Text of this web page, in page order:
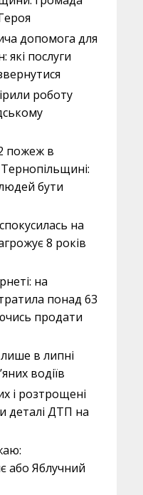
допомога для
які послуги
роботу
пожеж в
бути
на
8 років
на
понад 63
продати
в липні
водіїв
і розтрощені
деталі ДТП на
або Яблучний